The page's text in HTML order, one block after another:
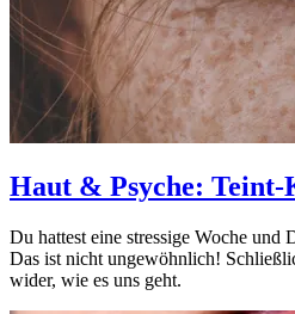
Haut & Psyche:
Du hattest eine stressige Woche und
Das ist nicht ungewöhnlich!
wider, wie es uns geht.